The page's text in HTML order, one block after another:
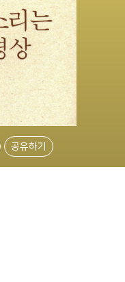
공유하기